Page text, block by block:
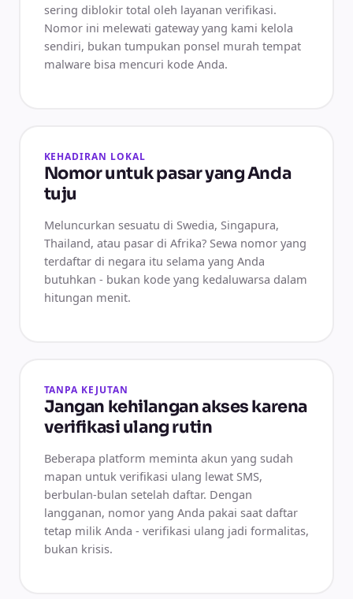
sering diblokir total oleh layanan verifikasi.
Nomor ini melewati gateway yang kami kelola
sendiri, bukan tumpukan ponsel murah tempat
malware bisa mencuri kode Anda.
KEHADIRAN LOKAL
Nomor untuk pasar yang Anda
tuju
Meluncurkan sesuatu di Swedia, Singapura,
Thailand, atau pasar di Afrika? Sewa nomor yang
terdaftar di negara itu selama yang Anda
butuhkan - bukan kode yang kedaluwarsa dalam
hitungan menit.
TANPA KEJUTAN
Jangan kehilangan akses karena
verifikasi ulang rutin
Beberapa platform meminta akun yang sudah
mapan untuk verifikasi ulang lewat SMS,
berbulan-bulan setelah daftar. Dengan
langganan, nomor yang Anda pakai saat daftar
tetap milik Anda - verifikasi ulang jadi formalitas,
bukan krisis.